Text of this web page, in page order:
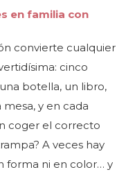
en familia con
convierte cualquier
cinco
botella, un libro,
y en cada
coger el correcto
A veces hay
forma ni en color… y